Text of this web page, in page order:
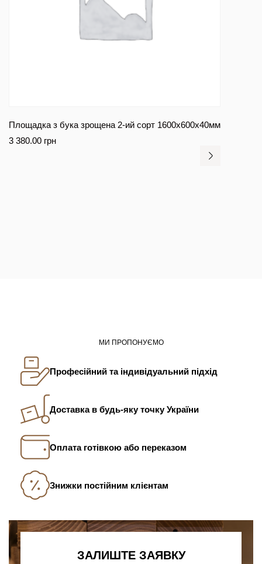
Площадка з бука зрощена 2-ий сорт 1600х600х40мм
3 380.00 грн
МИ ПРОПОНУЄМО
Професійний та індивідуальний підхід
Доставка в будь-яку точку України
Оплата готівкою або переказом
Знижки постійним клієнтам
ЗАЛИШТЕ ЗАЯВКУ